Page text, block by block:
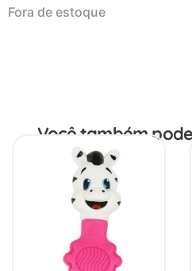
Fora de estoque
Você também